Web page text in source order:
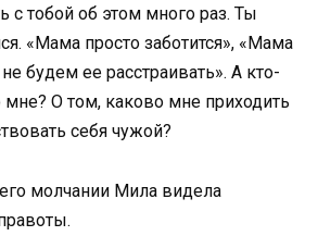
с тобой об этом много раз. Ты
«Мама просто заботится», «Мама
будем ее расстраивать». А кто-
О том, каково мне приходить
себя чужой?
молчании Мила видела